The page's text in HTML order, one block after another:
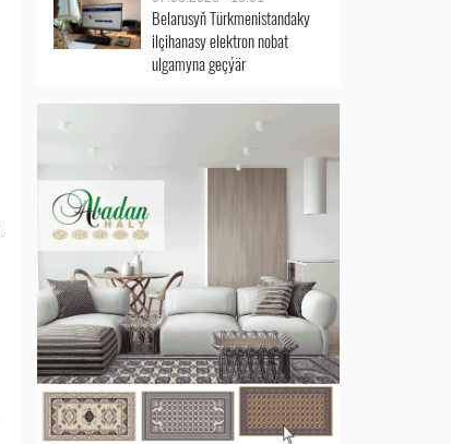
Belarusyň Türkmenistandaky
ilçihanasy elektron nobat
ulgamyna geçýär